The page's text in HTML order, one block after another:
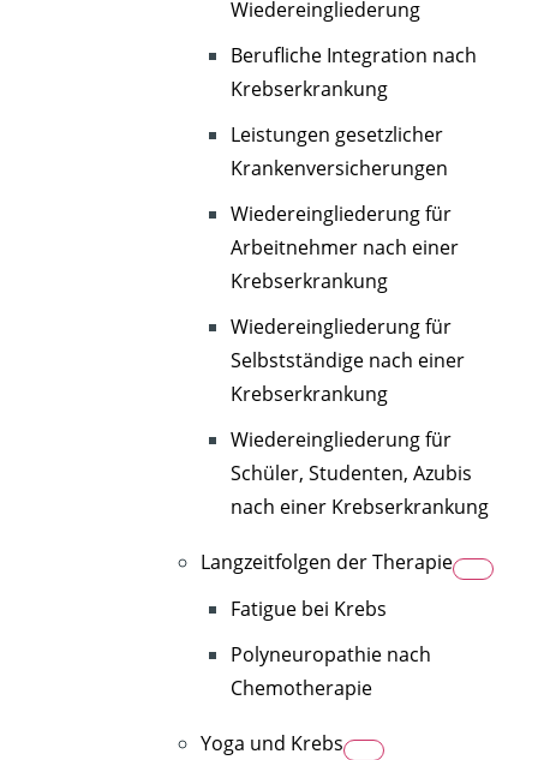
Wiedereingliederung
Berufliche Integration nach
Krebserkrankung
Leistungen gesetzlicher
Krankenversicherungen
Wiedereingliederung für
Arbeitnehmer nach einer
Krebserkrankung
Wiedereingliederung für
Selbstständige nach einer
Krebserkrankung
Wiedereingliederung für
Schüler, Studenten, Azubis
nach einer Krebserkrankung
Langzeitfolgen der Therapie
Fatigue bei Krebs
Polyneuropathie nach
Chemotherapie
Yoga und Krebs